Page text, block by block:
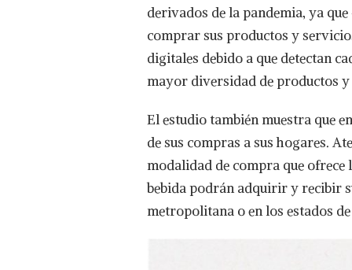
derivados de la pandemia, ya
comprar sus productos y
digitales debido a que detectan
mayor diversidad de productos
El estudio también muestra que
de sus compras a sus hogares.
modalidad de compra que ofrece
bebida podrán adquirir y recibir
metropolitana o en los estados